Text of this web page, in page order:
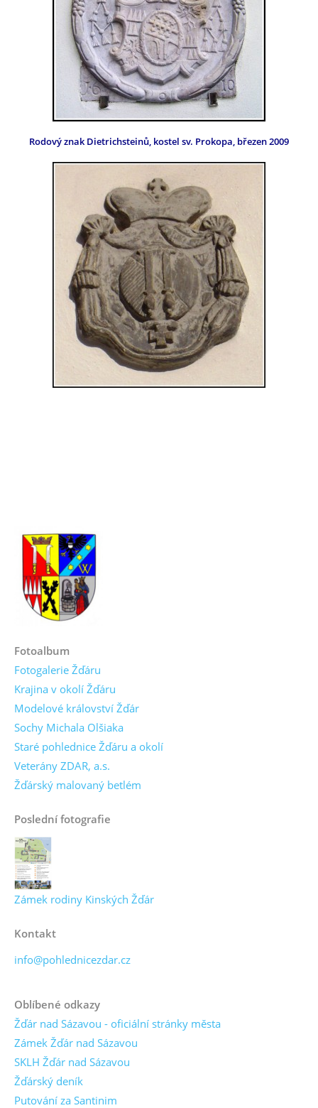
Rodový znak Dietrichsteinů, kostel sv. Prokopa, březen 2009
Fotoalbum
Fotogalerie Žďáru
Krajina v okolí Žďáru
Modelové království Žďár
Sochy Michala Olšiaka
Staré pohlednice Žďáru a okolí
Veterány ZDAR, a.s.
Žďárský malovaný betlém
Poslední fotografie
Zámek rodiny Kinských Žďár
Kontakt
info@pohlednicezdar.cz
Oblíbené odkazy
Žďár nad Sázavou - oficiální stránky města
Zámek Žďár nad Sázavou
SKLH Žďár nad Sázavou
Žďárský deník
Putování za Santinim